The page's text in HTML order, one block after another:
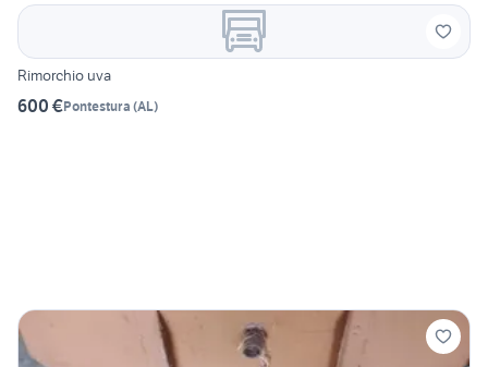
Rimorchio uva
600 €Pontestura (AL)